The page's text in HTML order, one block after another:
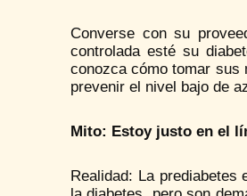
Converse con su
controlada esté su
conozca cómo tomar sus
prevenir el nivel bajo de
Mito: Estoy justo en el
Realidad: La